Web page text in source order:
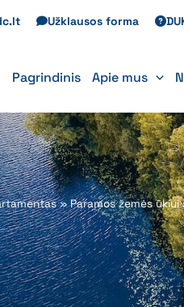
Užklausos forma
Pagrindinis Apie mus
»Paramos žemės ūkiui